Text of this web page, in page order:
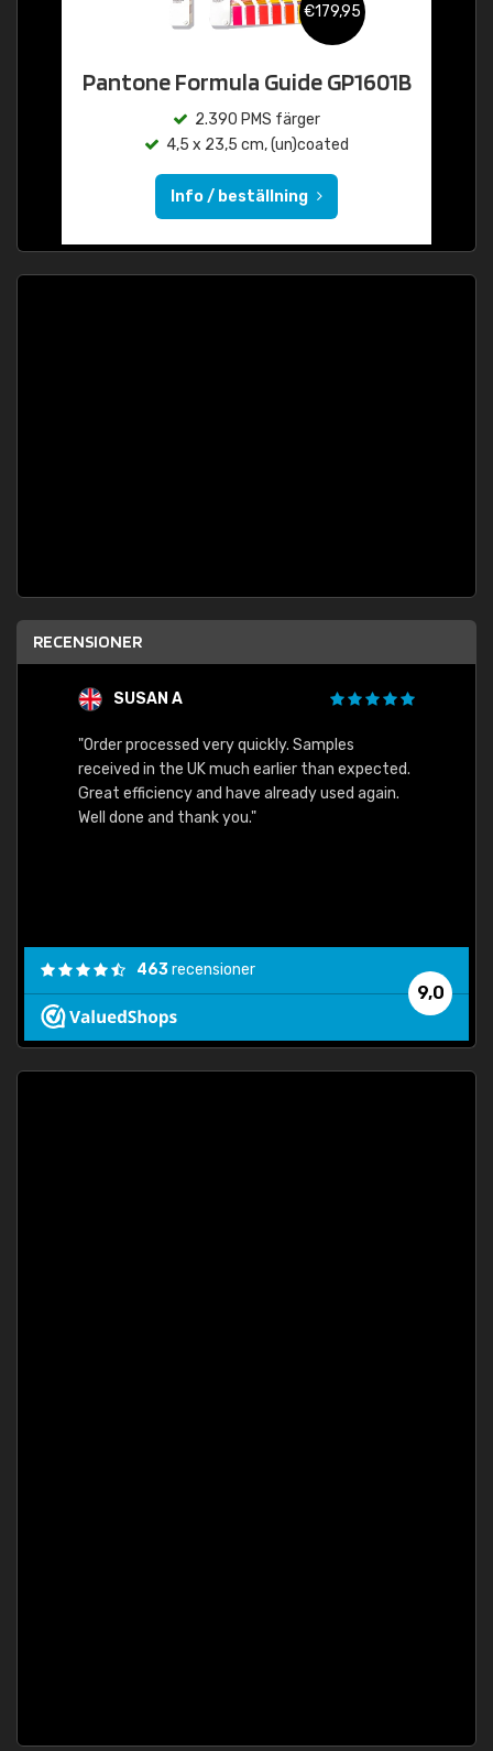
€179,95
Pantone Formula Guide GP1601B
2.390 PMS färger
4,5 x 23,5 cm, (un)coated
Info / beställning
RECENSIONER
SUSAN A
"Order processed very quickly. Samples
received in the UK much earlier than expected.
Great efficiency and have already used again.
Well done and thank you."
9,0
463recensioner